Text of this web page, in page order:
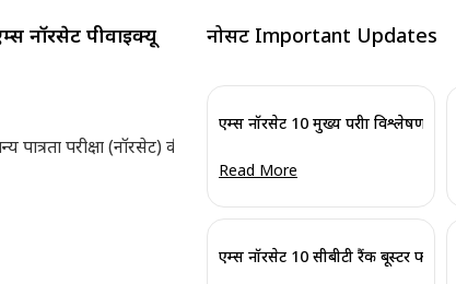
नॉरसेट पीवाईक्यू
परीक्षा (नॉरसेट) की तैयार...
नोर्सेट Important Updates
एम्स नॉरसेट 10 मुख्य परीक्षा विश्लेषण
Read More
एम्स नॉरसेट 10 सीबीटी रैंक बूस्टर